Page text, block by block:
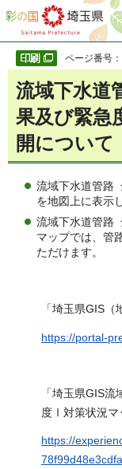
彩の国 埼玉県
ページ番号
流域下水道
果及び緊急
開について
流域下水道管路
を地図上に表示
流域下水道管路
マップでは、管
ただけます。
「埼玉県GIS
https://portal-
「埼玉県GIS
度Ⅰ対策状況マ
https://